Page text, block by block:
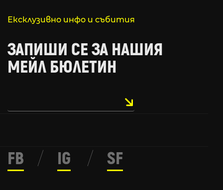
Ексклузивно инфо и събития
ЗАПИШИ СЕ ЗА НАШИЯ
МЕЙЛ БЮЛЕТИН
FB / IG / SF